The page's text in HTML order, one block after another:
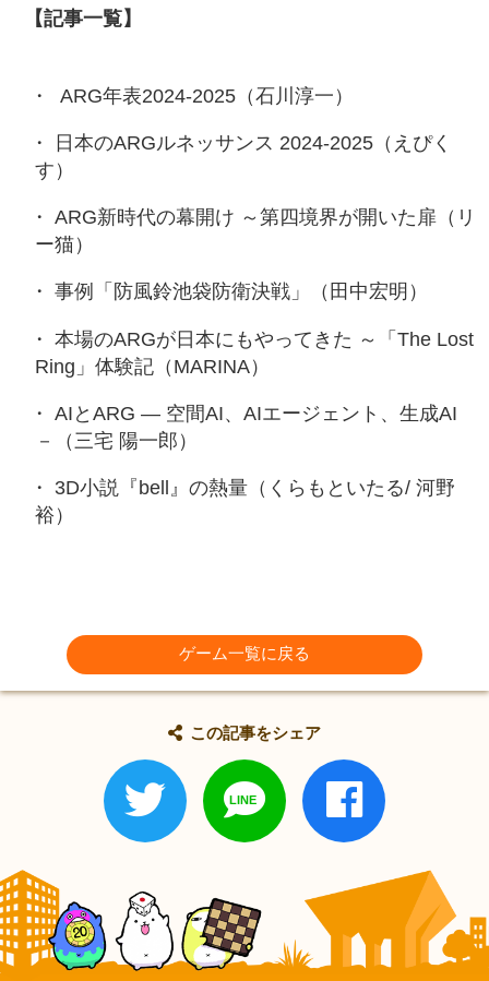
【記事一覧】
ARG年表2024-2025（石川淳一）
日本のARGルネッサンス 2024-2025（えぴく
す）
ARG新時代の幕開け ～第四境界が開いた扉（リ
ー猫）
事例「防風鈴池袋防衛決戦」（田中宏明）
本場のARGが日本にもやってきた ～「The Lost
Ring」体験記（MARINA）
AIとARG ― 空間AI、AIエージェント、生成AI
－（三宅 陽一郎）
3D小説『bell』の熱量（くらもといたる/ 河野
裕）
ゲーム一覧に戻る
この記事をシェア